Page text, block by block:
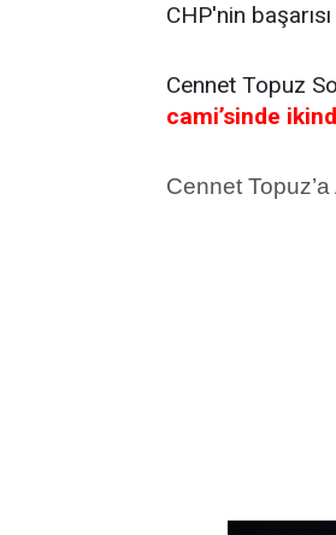
CHP'nin
Cennet Topuz
cami’sinde
Cennet